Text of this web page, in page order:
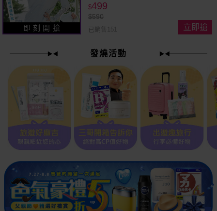
即 刻 開 搶
$499
$590
已銷售151 立即搶
發燒活動